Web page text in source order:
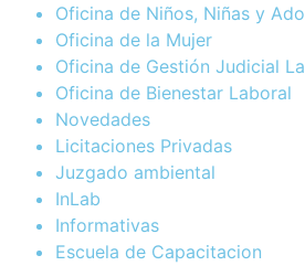
Oficina de Niños, Niñas y
Oficina de la Mujer
Oficina de Gestión Judicial
Oficina de Bienestar Laboral
Novedades
Licitaciones Privadas
Juzgado ambiental
InLab
Informativas
Escuela de Capacitacion